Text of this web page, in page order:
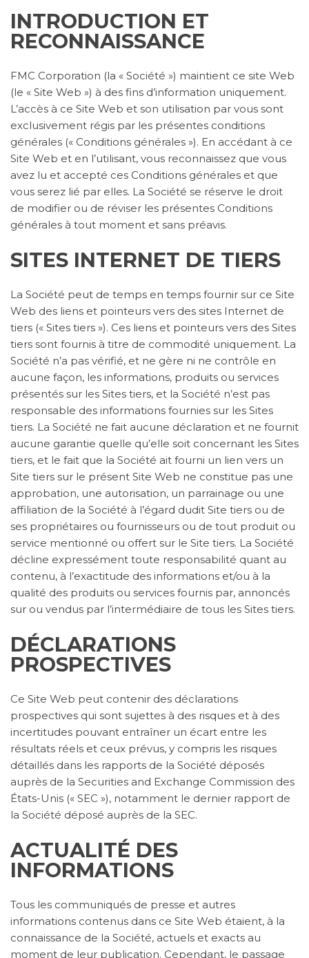
INTRODUCTION ET
RECONNAISSANCE
FMC Corporation (la « Société ») maintient ce site Web
(le « Site Web ») à des fins d’information uniquement.
L’accès à ce Site Web et son utilisation par vous sont
exclusivement régis par les présentes conditions
générales (« Conditions générales »). En accédant à ce
Site Web et en l’utilisant, vous reconnaissez que vous
avez lu et accepté ces Conditions générales et que
vous serez lié par elles. La Société se réserve le droit
de modifier ou de réviser les présentes Conditions
générales à tout moment et sans préavis.
SITES INTERNET DE TIERS
La Société peut de temps en temps fournir sur ce Site
Web des liens et pointeurs vers des sites Internet de
tiers (« Sites tiers »). Ces liens et pointeurs vers des Sites
tiers sont fournis à titre de commodité uniquement. La
Société n’a pas vérifié, et ne gère ni ne contrôle en
aucune façon, les informations, produits ou services
présentés sur les Sites tiers, et la Société n’est pas
responsable des informations fournies sur les Sites
tiers. La Société ne fait aucune déclaration et ne fournit
aucune garantie quelle qu’elle soit concernant les Sites
tiers, et le fait que la Société ait fourni un lien vers un
Site tiers sur le présent Site Web ne constitue pas une
approbation, une autorisation, un parrainage ou une
affiliation de la Société à l’égard dudit Site tiers ou de
ses propriétaires ou fournisseurs ou de tout produit ou
service mentionné ou offert sur le Site tiers. La Société
décline expressément toute responsabilité quant au
contenu, à l’exactitude des informations et/ou à la
qualité des produits ou services fournis par, annoncés
sur ou vendus par l’intermédiaire de tous les Sites tiers.
DÉCLARATIONS
PROSPECTIVES
Ce Site Web peut contenir des déclarations
prospectives qui sont sujettes à des risques et à des
incertitudes pouvant entraîner un écart entre les
résultats réels et ceux prévus, y compris les risques
détaillés dans les rapports de la Société déposés
auprès de la Securities and Exchange Commission des
États-Unis (« SEC »), notamment le dernier rapport de
la Société déposé auprès de la SEC.
ACTUALITÉ DES
INFORMATIONS
Tous les communiqués de presse et autres
informations contenus dans ce Site Web étaient, à la
connaissance de la Société, actuels et exacts au
moment de leur publication. Cependant, le passage